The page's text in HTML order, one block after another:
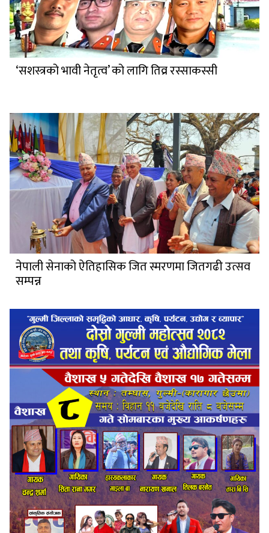
‘सशस्त्रको भावी नेतृत्व’ को लागि तिव्र रस्साकस्सी
नेपाली सेनाको ऐतिहासिक जित स्मरणमा जितगढी उत्सव
सम्पन्न